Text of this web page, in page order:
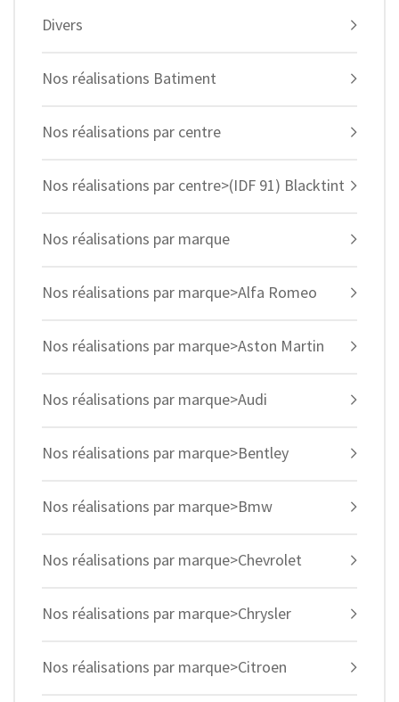
Divers
Nos réalisations Batiment
Nos réalisations par centre
Nos réalisations par centre>(IDF 91) Blacktint
Nos réalisations par marque
Nos réalisations par marque>Alfa Romeo
Nos réalisations par marque>Aston Martin
Nos réalisations par marque>Audi
Nos réalisations par marque>Bentley
Nos réalisations par marque>Bmw
Nos réalisations par marque>Chevrolet
Nos réalisations par marque>Chrysler
Nos réalisations par marque>Citroen